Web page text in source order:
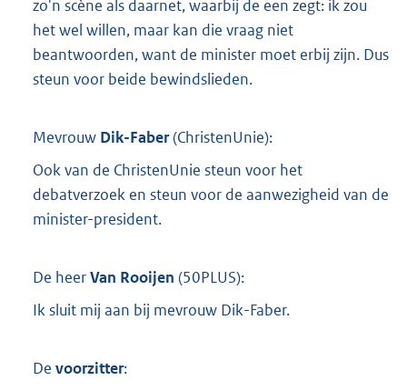
zo'n scène als daarnet, waarbij de een zegt: ik zou
het wel willen, maar kan die vraag niet
beantwoorden, want de minister moet erbij zijn. Dus
steun voor beide bewindslieden.
Mevrouw Dik-Faber(ChristenUnie):
Ook van de ChristenUnie steun voor het
debatverzoek en steun voor de aanwezigheid van de
minister-president.
De heerVan Rooijen (50PLUS):
Ik sluit mij aan bij mevrouw Dik-Faber.
De voorzitter: